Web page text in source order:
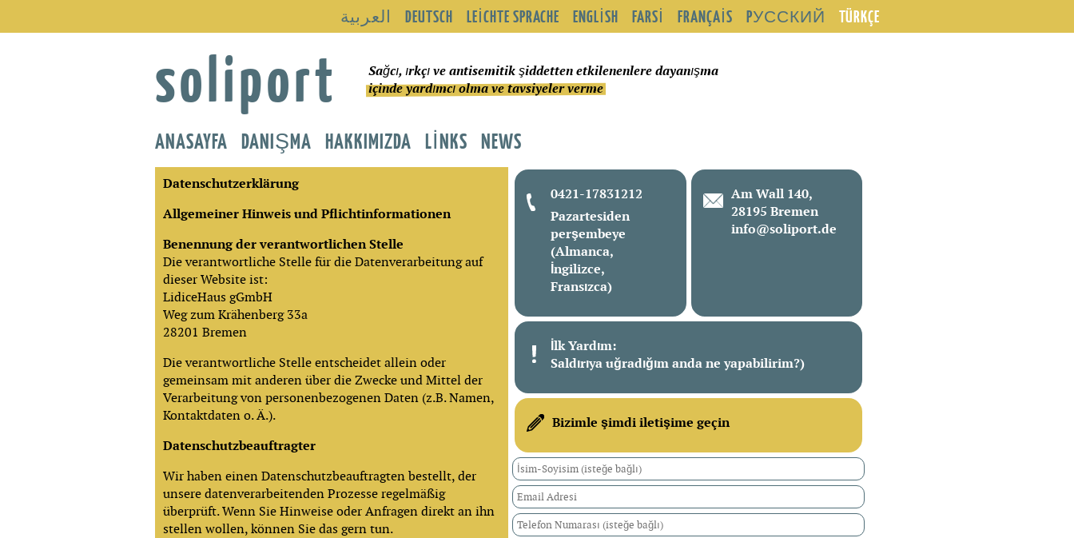
العربية DEUTSCH LEICHTE SPRACHE ENGLISH FARSI FRANÇAIS PУССКИЙ TÜRKÇE
soliport
Sağcı, ırkçı ve antisemitik şiddetten etkilenenlere dayanışma
içinde yardımcı olma ve tavsiyeler verme
ANASAYFA DANIŞMA HAKKIMIZDA LINKS NEWS
Datenschutzerklärung
Allgemeiner Hinweis und Pflichtinformationen
Benennung der verantwortlichen Stelle
Die verantwortliche Stelle für die Datenverarbeitung auf
dieser Website ist:
LidiceHaus gGmbH
Weg zum Krähenberg 33a
28201 Bremen
Die verantwortliche Stelle entscheidet allein oder
gemeinsam mit anderen über die Zwecke und Mittel der
Verarbeitung von personenbezogenen Daten (z.B. Namen,
Kontaktdaten o. Ä.).
Datenschutzbeauftragter
Wir haben einen Datenschutzbeauftragten bestellt, der
unsere datenverarbeitenden Prozesse regelmäßig
überprüft. Wenn Sie Hinweise oder Anfragen direkt an ihn
stellen wollen, können Sie das gern tun.
0421-17831212
Pazartesiden
perşembeye
(Almanca,
İngilizce,
Fransızca)
Am Wall 140,
28195 Bremen
info@soliport.de
İlk Yardım:
Saldırıya uğradığım anda ne yapabilirim?)
Bizimle şimdi iletişime geçin